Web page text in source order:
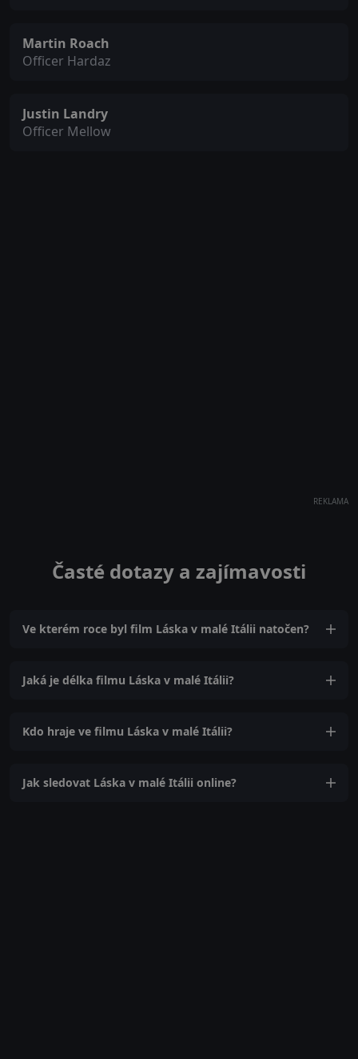
Martin Roach
Officer Hardaz
Justin Landry
Officer Mellow
REKLAMA
Časté dotazy a zajímavosti
Ve kterém roce byl film Láska v malé Itálii natočen?
Jaká je délka filmu Láska v malé Itálii?
Kdo hraje ve filmu Láska v malé Itálii?
Jak sledovat Láska v malé Itálii online?